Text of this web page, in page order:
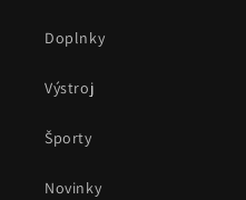
Doplnky
Výstroj
Športy
Novinky